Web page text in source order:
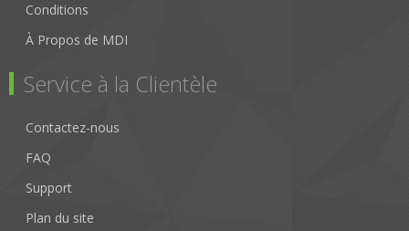
Conditions
À Propos de MDI
Service à la Clientèle
Contactez-nous
FAQ
Support
Plan du site